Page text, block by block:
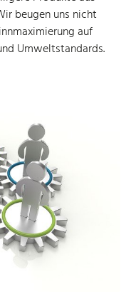
beugen uns nicht
auf
Umweltstandards.